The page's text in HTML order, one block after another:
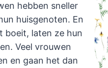
hebben sneller
huisgenoten. En
boeit, laten ze hun
Veel vrouwen
en gaan het dan